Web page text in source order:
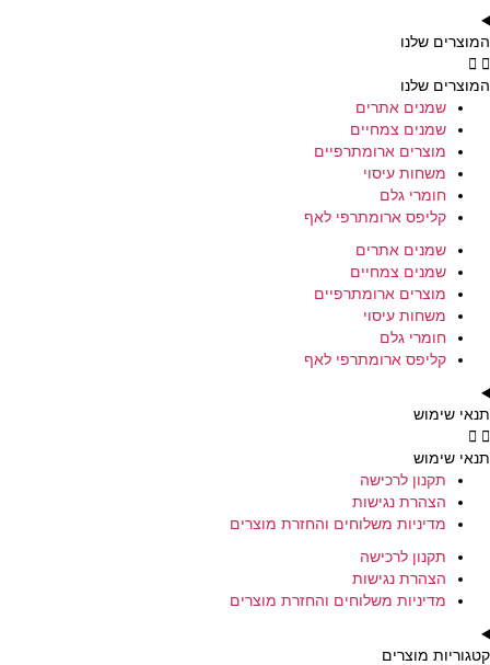
המוצרים שלנו
המוצרים שלנו
שמנים אתרים
שמנים צמחיים
מוצרים ארומתרפיים
משחות עיסוי
חומרי גלם
קליפס ארומתרפי לאף
שמנים אתרים
שמנים צמחיים
מוצרים ארומתרפיים
משחות עיסוי
חומרי גלם
קליפס ארומתרפי לאף
תנאי שימוש
תנאי שימוש
תקנון לרכישה
הצהרת נגישות
מדיניות משלוחים והחזרת מוצרים
תקנון לרכישה
הצהרת נגישות
מדיניות משלוחים והחזרת מוצרים
קטגוריות מוצרים